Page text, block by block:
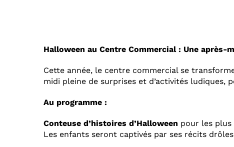
Halloween au Centre Commercial : Une après-
Cette année, le centre commercial se
midi pleine de surprises et d’activités ludiques,
Au programme :
Conteuse d’histoires d’Halloween pour les
Les enfants seront captivés par ses récits